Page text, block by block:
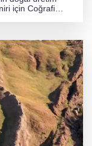
için Coğrafi